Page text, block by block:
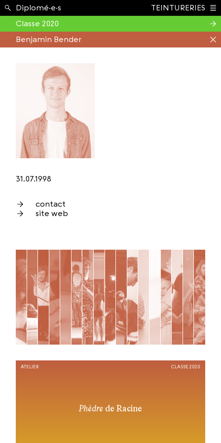
Étudiant.e.s ›
Diplomé·e·s
TEINTURERIES
Classe 2020
Benjamin Bender
31.07.1998
contact
site web
Phèdre de Racine
ATELIER CLASSE 2020